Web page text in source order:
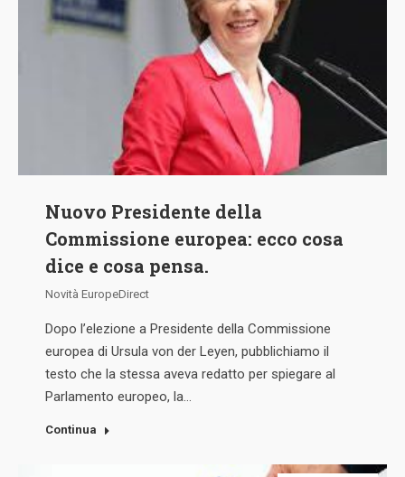
Nuovo Presidente della
Commissione europea: ecco cosa
dice e cosa pensa.
Novità EuropeDirect
Dopo l’elezione a Presidente della Commissione
europea di Ursula von der Leyen, pubblichiamo il
testo che la stessa aveva redatto per spiegare al
Parlamento europeo, la…
Continua